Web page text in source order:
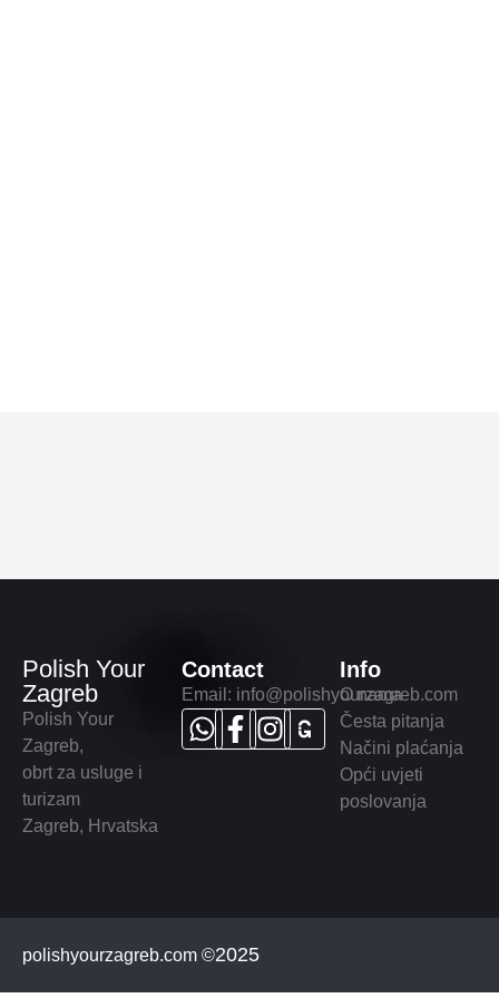
Polish Your
Zagreb
Polish Your
Zagreb,
obrt za usluge i
turizam
Zagreb, Hrvatska
Contact
Email: info@polishyourzagreb.com
Info
O nama
Česta pitanja
Načini plaćanja
Opći uvjeti
poslovanja
polishyourzagreb.com ©2025